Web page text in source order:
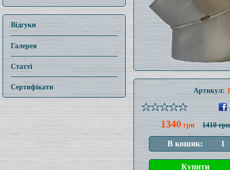
Відгуки
Галерея
Статті
Сертифікати Артикул:
1340грн 1410 грн